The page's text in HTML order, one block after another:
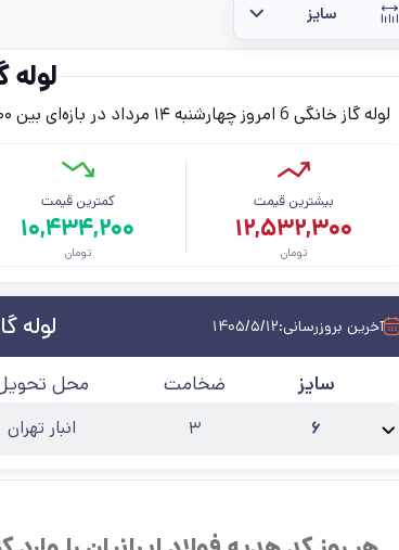
سایز
لوله
لوله گاز خانگی 6 امروز چهار‌شنبه ۱۴ مرداد در بازه‌ای بین ۱۰,۴۳۴,۲۰۰ تا ۱۲,۵۳۲,۳۰۰ تومان (بدون احتساب مالیات) قرار دارد.
بیشترین قیمت
۱۲,۵۳۲,۳۰۰
تومان
کمترین قیمت
۱۰,۴۳۴,۲۰۰
تومان
لوله آخرین بروزرسانی:۱۴۰۵/۵/۱۲
سایز ضخامت محل
۶ ۳ انبار تهران